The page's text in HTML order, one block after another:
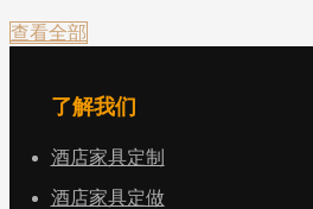
查看全部
了解我们
酒店家具定制
酒店家具定做